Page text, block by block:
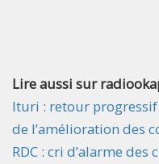
Lire aussi sur
Ituri : retour
de l’amélioration des
RDC : cri d’alarme